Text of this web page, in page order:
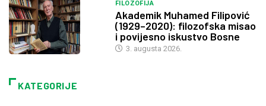
FILOZOFIJA
Akademik Muhamed Filipović
(1929–2020): filozofska misao
i povijesno iskustvo Bosne
3. augusta 2026.
KATEGORIJE